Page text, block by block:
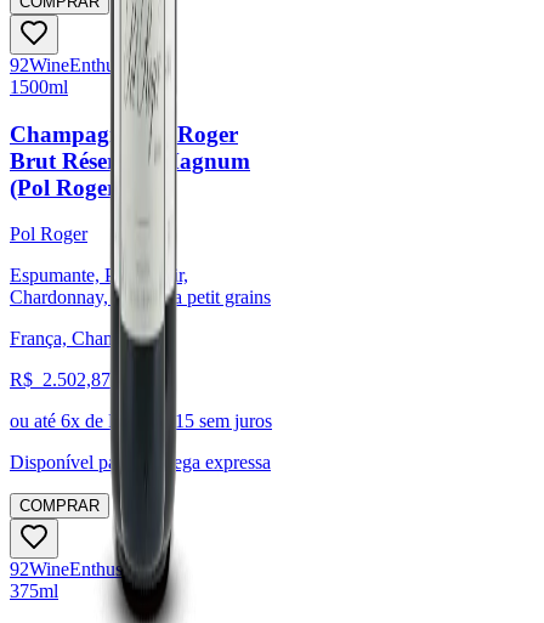
92WineEnthusiast
1500ml
Champagne Pol Roger
Brut Réserve - Magnum
(Pol Roger)
Pol Roger
Espumante, Pinot Noir,
Chardonnay, Muscat a petit grains
França, Champagne
R$ 2.502,87
ou até 6x de R$ 417,15 sem juros
Disponível para:
Entrega expressa
COMPRAR
92WineEnthusiast
375ml